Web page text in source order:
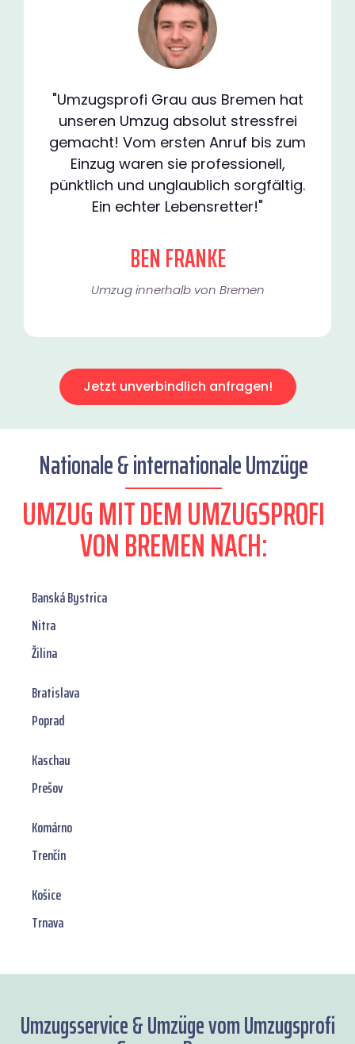
"Umzugsprofi Grau aus Bremen hat
unseren Umzug absolut stressfrei
gemacht! Vom ersten Anruf bis zum
Einzug waren sie professionell,
pünktlich und unglaublich sorgfältig.
Ein echter Lebensretter!"
BEN FRANKE
Umzug innerhalb von Bremen​
Jetzt unverbindlich anfragen!
Nationale & internationale Umzüge
UMZUG MIT DEM UMZUGSPROFI
VON BREMEN NACH:
Banská Bystrica
Nitra
Žilina
Bratislava
Poprad
Kaschau
Prešov
Komárno
Trenčín
Košice
Trnava
Umzugsservice & Umzüge vom Umzugsprofi